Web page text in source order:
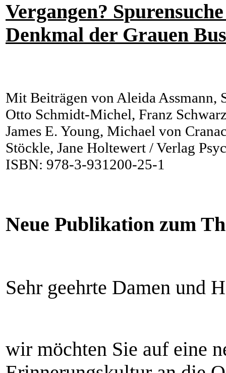
Vergangen?
Denkmal der Grauen
Mit Beiträgen von Aleida Assmann,
Otto Schmidt-Michel, Franz
James E. Young, Michael von
Stöckle, Jane Holtewert / Verlag
ISBN: 978-3-931200-25-1
Neue Publikation zum
Sehr geehrte Damen und
wir möchten Sie auf eine